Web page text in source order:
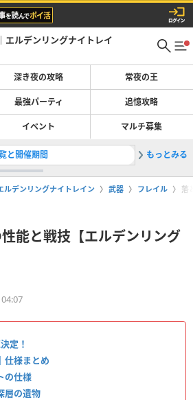
エルデンリングナイトレイ
深き夜の攻略 常夜の王
最強パーティ 追憶攻略
イベント マルチ募集
と開催期間 2名前変
もっとみる
ルデンリングナイトレイン 武器 フレイル 落
能と戦技【エルデンリング
定！
仕様まとめ
の仕様
層の遺物